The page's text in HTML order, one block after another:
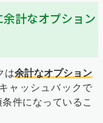
計なオプション
は余計なオプション
ャッシュバックで
件になっているこ